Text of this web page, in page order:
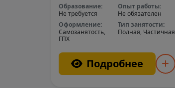
Образование:
Не требуется
Опыт работы:
Не обязателен
Оформление:
Самозанятость,
ГПХ
Тип занятости:
Полная, Частичная
Подробнее